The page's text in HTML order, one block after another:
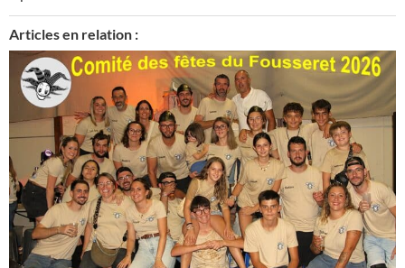
Articles en relation :